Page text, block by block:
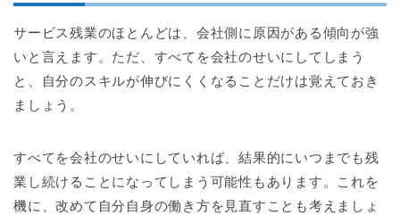
サービス残業のほとんどは、会社側に原因がある傾向が強
いと言えます。ただ、すべてを会社のせいにしてしまう
と、自分のスキルが伸びにくくなることだけは覚えておき
ましょう。
すべてを会社のせいにしていれば、結果的にいつまでも残
業し続けることになってしまう可能性もあります。これを
機に、改めて自分自身の働き方を見直すことも考えましょ